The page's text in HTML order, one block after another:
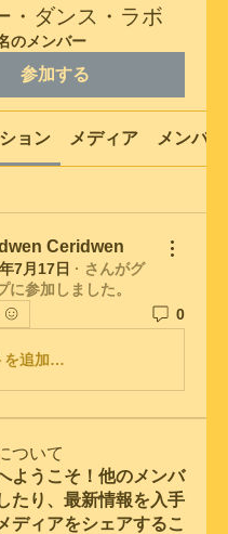
・ダンス・ラボ
のメンバー
参加する
ョン メディア メンバー
Ceridwen
7月17日 · さんがグ
に参加しました。
0
を追加…
ついて
ようこそ！他のメンバ
たり、最新情報を入手
ディアをシェアするこ